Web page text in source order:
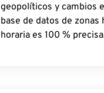
geopolíticos y cambios
base de datos de
horaria es 100 %